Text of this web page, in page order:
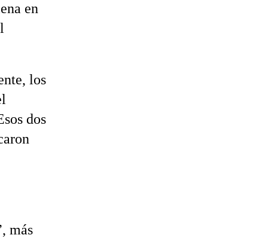
en
los
dos
más